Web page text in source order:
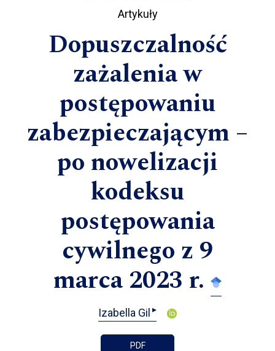
Artykuły
Dopuszczalność
zażalenia w
postępowaniu
zabezpieczającym –
po nowelizacji
kodeksu
postępowania
cywilnego z 9
marca 2023 r.
Izabella Gil ▸
PDF